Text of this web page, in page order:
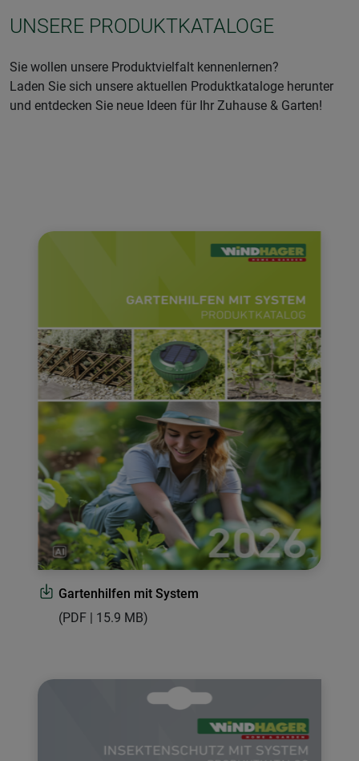
UNSERE PRODUKTKATALOGE
Sie wollen unsere Produktvielfalt kennenlernen?
Laden Sie sich unsere aktuellen Produktkataloge herunter
und entdecken Sie neue Ideen für Ihr Zuhause & Garten!
Gartenhilfen mit System
(PDF | 15.9 MB)